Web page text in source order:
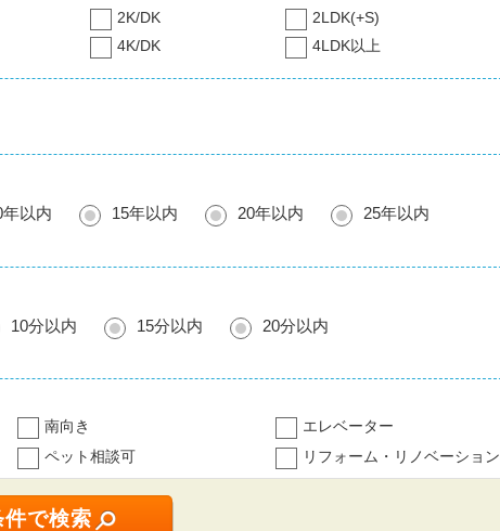
2K/DK
2LDK(+S)
4K/DK 4LDK以上
年以内 15年以内 20年以内
25年以内
10分以内 15分以内 20分以内
南向き
エレベーター
ペット相談可 リフォーム・リノベーション